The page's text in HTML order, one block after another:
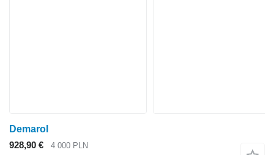
Demarol
928,90 €
4 000 PLN